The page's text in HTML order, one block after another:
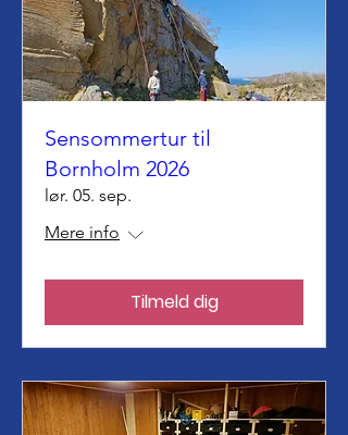
Sensommertur til
Bornholm 2026
lør. 05. sep.
Mere info
Tilmeld dig